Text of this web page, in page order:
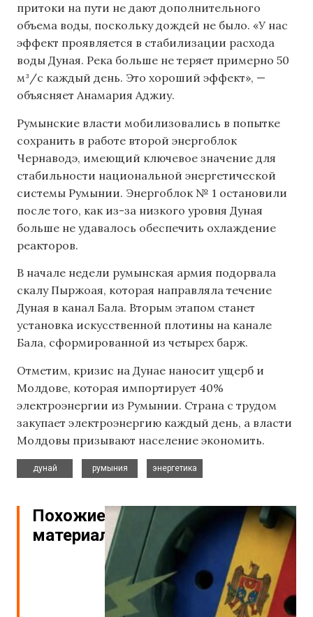
притоки на пути не дают дополнительного
объема воды, поскольку дождей не было. «У нас
эффект проявляется в стабилизации расхода
воды Дуная. Река больше не теряет примерно 50
м³/с каждый день. Это хороший эффект», —
объясняет Анамария Аджиу.
Румынские власти мобилизовались в попытке
сохранить в работе второй энергоблок
Чернаводэ, имеющий ключевое значение для
стабильности национальной энергетической
системы Румынии. Энергоблок № 1 остановили
после того, как из-за низкого уровня Дуная
больше не удавалось обеспечить охлаждение
реакторов.
В начале недели румынская армия подорвала
скалу Пыржоая, которая направляла течение
Дуная в канал Бала. Вторым этапом станет
установка искусственной плотины на канале
Бала, сформированной из четырех барж.
Отметим, кризис на Дунае наносит ущерб и
Молдове, которая импортирует 40%
электроэнергии из Румынии. Страна с трудом
закупает электроэнергию каждый день, а власти
Молдовы призывают население экономить.
дунай
румыния
энергетика
Похожие
материалы